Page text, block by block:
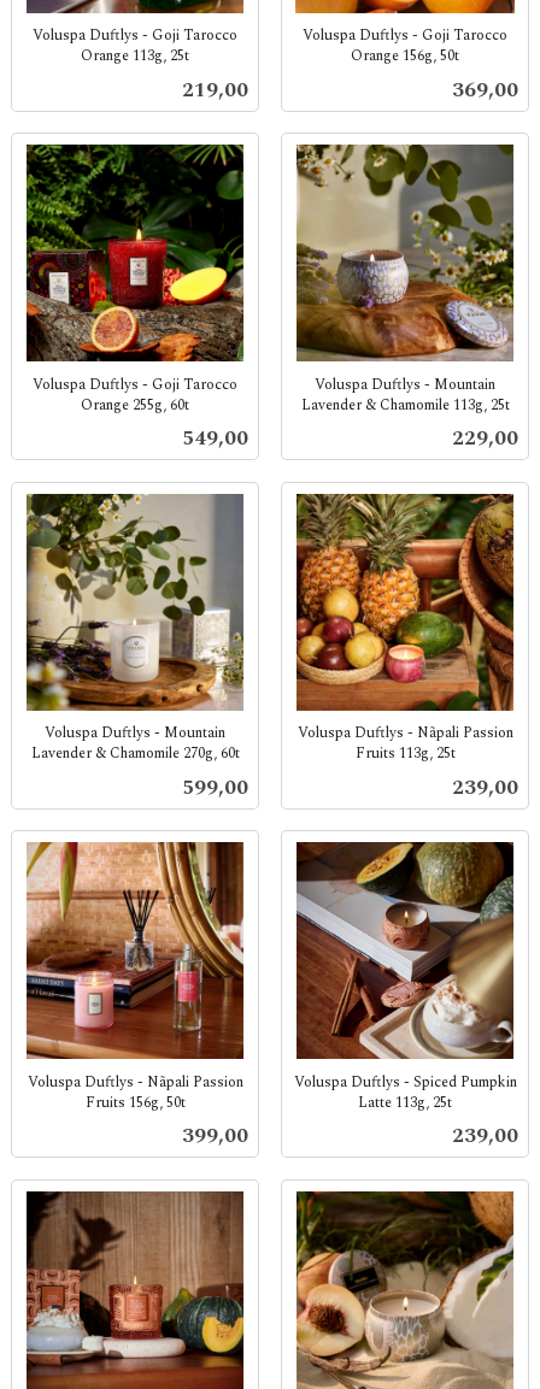
Voluspa Duftlys - Goji Tarocco
Orange 113g, 25t
Pris
219,00
Voluspa Duftlys - Goji Tarocco
Orange 156g, 50t
Pris
369,00
Voluspa Duftlys - Goji Tarocco
Orange 255g, 60t
Pris
549,00
Voluspa Duftlys - Mountain
Lavender & Chamomile 113g, 25t
Pris
229,00
Voluspa Duftlys - Mountain
Lavender & Chamomile 270g, 60t
Pris
599,00
Voluspa Duftlys - Nãpali Passion
Fruits 113g, 25t
Pris
239,00
Voluspa Duftlys - Nãpali Passion
Fruits 156g, 50t
Pris
399,00
Voluspa Duftlys - Spiced Pumpkin
Latte 113g, 25t
Pris
239,00